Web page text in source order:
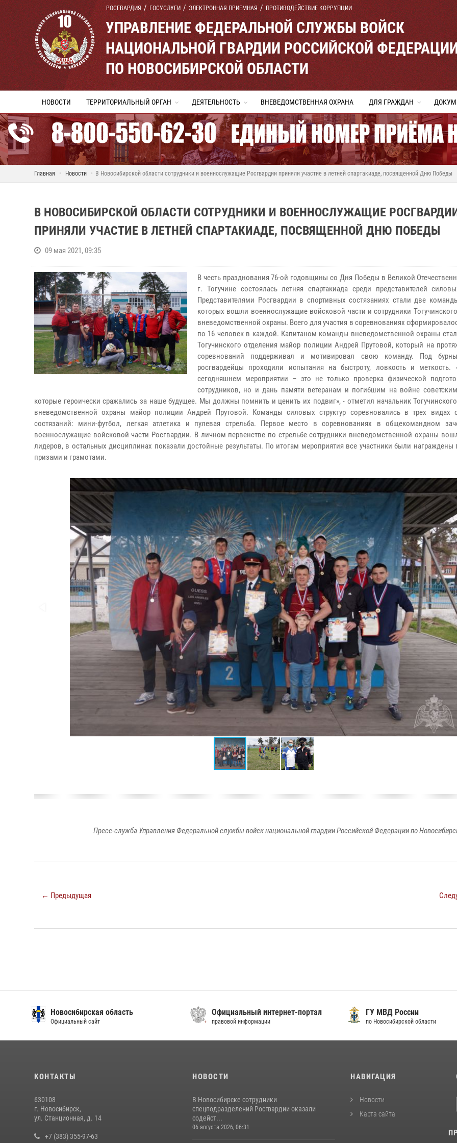
РОСГВАРДИЯ ГОСУСЛУГИ ЭЛЕКТРОННАЯ ПРИЕМНАЯ ПРОТИВОДЕЙСТВИЕ КОРРУПЦИИ
УПРАВЛЕНИЕ ФЕДЕРАЛЬНОЙ СЛУЖБЫ ВОЙСК
НАЦИОНАЛЬНОЙ ГВАРДИИ РОССИЙСКОЙ
ПО НОВОСИБИРСКОЙ ОБЛАСТИ
НОВОСТИ ТЕРРИТОРИАЛЬНЫЙ ОРГАН ДЕЯТЕЛЬНОСТЬ ВНЕВЕДОМСТВЕННАЯ ОХРАНА ДЛЯ ГРАЖДАН
Главная Новости В Новосибирской области сотрудники и военнослужащие Росгвардии приняли участие в летней спартакиаде, посвященной Дню Победы
В НОВОСИБИРСКОЙ ОБЛАСТИ СОТРУДНИКИ И ВОЕННОСЛУЖАЩИЕ
ПРИНЯЛИ УЧАСТИЕ В ЛЕТНЕЙ СПАРТАКИАДЕ, ПОСВЯЩЕННОЙ ДНЮ ПОБЕДЫ
09 мая 2021, 09:35
В честь празднования 76-ой годовщины со Дня Победы в Великой
г. Тогучине состоялась летняя спартакиада среди представителей
Представителями Росгвардии в спортивных состязаниях стали две
которых вошли военнослужащие войсковой части и сотрудники
вневедомственной охраны. Всего для участия в соревнованиях
по 16 человек в каждой. Капитаном команды вневедомственной охраны
Тогучинского отделения майор полиции Андрей Прутовой, который на
соревнований поддерживал и мотивировал свою команду. Под
росгвардейцы проходили испытания на быстроту, ловкость и меткость.
сегодняшнем мероприятии – это не только проверка физической
сотрудников, но и дань памяти ветеранам и погибшим на войне
которые героически сражались за наше будущее. Мы должны помнить и ценить их подвиг», - отметил начальник
вневедомственной охраны майор полиции Андрей Прутовой. Команды силовых структур соревновались в трех видах
состязаний: мини-футбол, легкая атлетика и пулевая стрельба. Первое место в соревнованиях в общекомандном
военнослужащие войсковой части Росгвардии. В личном первенстве по стрельбе сотрудники вневедомственной охраны
лидеров, в остальных дисциплинах показали достойные результаты. По итогам мероприятия все участники были
призами и грамотами.
Пресс-служба Управления Федеральной службы войск национальной гвардии Российской Федерации по
← Предыдущая
Новосибирская область
Официальный сайт
Официальный интернет-портал
правовой информации
ГУ МВД России
по Новосибирской области
КОНТАКТЫ
630108
г. Новосибирск,
ул. Станционная, д. 14
+7 (383) 355-97-63
НОВОСТИ
В Новосибирске сотрудники
спецподразделений Росгвардии оказали
содейст...
06 августа 2026, 06:31
НАВИГАЦИЯ
Новости
Карта сайта